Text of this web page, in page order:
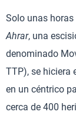
Solo unas
Ahrar, una
denominado
TTP), se hiciera
en un céntrico
cerca de 400